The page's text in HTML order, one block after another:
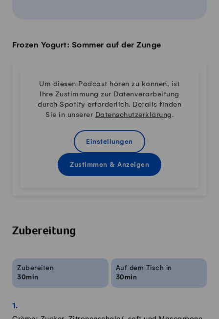
Frozen Yogurt: Sommer auf der Zunge
Um diesen Podcast hören zu können, ist
Ihre Zustimmung zur Datenverarbeitung
durch Spotify erforderlich. Details finden
Sie in unserer Datenschutzerklärung.
Einstellungen
Zustimmen & Anzeigen
Zubereitung
Rezeptinfos
Zubereiten
30min
Auf dem Tisch in
30min